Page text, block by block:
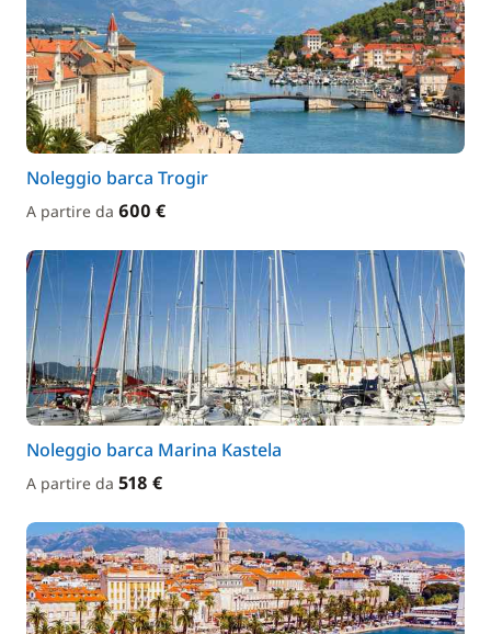
Noleggio barca Trogir
A partire da 600 €
Noleggio barca Marina Kastela
A partire da 518 €